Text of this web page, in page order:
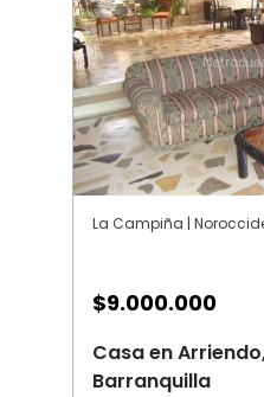
La Campiña |
$9.000.000
Casa en
Barranquilla